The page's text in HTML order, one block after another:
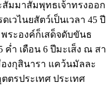
มมาสัมพุทธเจ้าทรงออก
วไนยสัตว์เป็นเวลา 45 ปี
ระองค์ก็เสด็จดับขันธ
ำ เดือน 6 ปีมะเส็ง ณ สา
งกุสินารา แคว้นมัลละ
ตรประเทศ ประเทศ